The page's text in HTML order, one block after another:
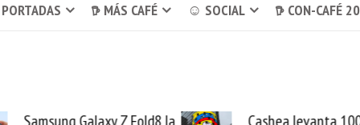
𖠚 MÁS CAFÉ ☺ SOCIAL 𖠚 CON-CAFÉ